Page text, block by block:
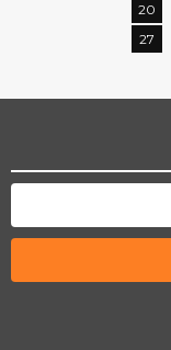
20
27